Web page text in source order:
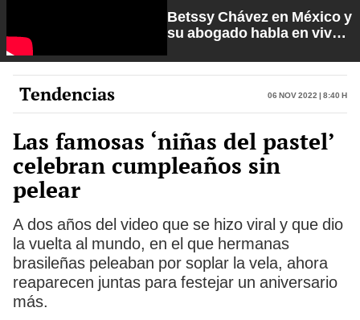
Betssy Chávez en México y
su abogado habla en vivo |
Carlos Cornejo
Tendencias 06 Nov 2022 | 8:40 h
Las famosas ‘niñas del pastel’
celebran cumpleaños sin
pelear
A dos años del video que se hizo viral y que dio
la vuelta al mundo, en el que hermanas
brasileñas peleaban por soplar la vela, ahora
reaparecen juntas para festejar un aniversario
más.